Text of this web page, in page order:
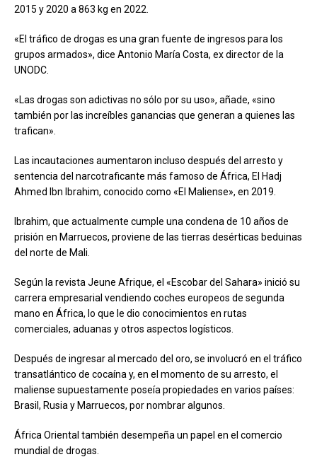
2015 y 2020 a 863 kg en 2022.
«El tráfico de drogas es una gran fuente de ingresos para los
grupos armados», dice Antonio María Costa, ex director de la
UNODC.
«Las drogas son adictivas no sólo por su uso», añade, «sino
también por las increíbles ganancias que generan a quienes las
trafican».
Las incautaciones aumentaron incluso después del arresto y
sentencia del narcotraficante más famoso de África, El Hadj
Ahmed Ibn Ibrahim, conocido como «El Maliense», en 2019.
Ibrahim, que actualmente cumple una condena de 10 años de
prisión en Marruecos, proviene de las tierras desérticas beduinas
del norte de Mali.
Según la revista Jeune Afrique, el «Escobar del Sahara» inició su
carrera empresarial vendiendo coches europeos de segunda
mano en África, lo que le dio conocimientos en rutas
comerciales, aduanas y otros aspectos logísticos.
Después de ingresar al mercado del oro, se involucró en el tráfico
transatlántico de cocaína y, en el momento de su arresto, el
maliense supuestamente poseía propiedades en varios países:
Brasil, Rusia y Marruecos, por nombrar algunos.
África Oriental también desempeña un papel en el comercio
mundial de drogas.